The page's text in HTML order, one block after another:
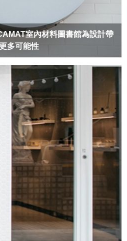
室內材料圖書館為設計帶
多可能性